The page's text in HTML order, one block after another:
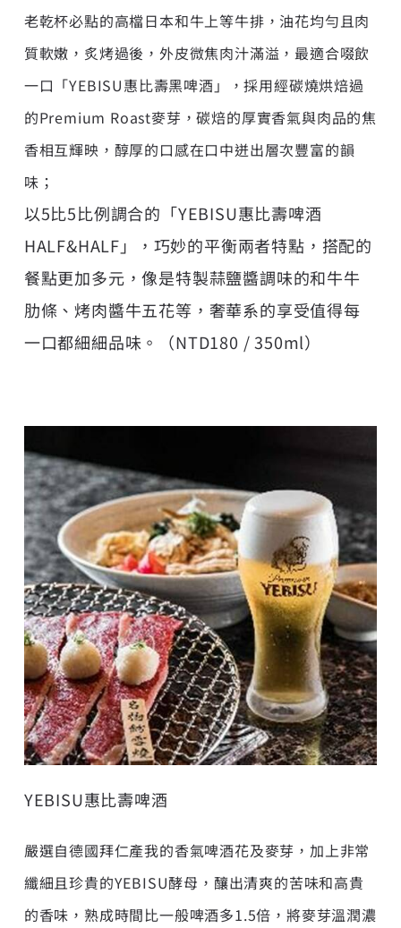
老乾杯必點的高檔日本和牛上等牛排，油花均勻且肉
質軟嫩，炙烤過後，外皮微焦肉汁滿溢，最適合啜飲
一口「YEBISU惠比壽黑啤酒」，採用經碳燒烘焙過
的Premium Roast麥芽，碳焙的厚實香氣與肉品的焦
香相互輝映，醇厚的口感在口中迸出層次豐富的韻
味；
以5比5比例調合的「YEBISU惠比壽啤酒
HALF&HALF」，巧妙的平衡兩者特點，搭配的
餐點更加多元，像是特製蒜鹽醬調味的和牛牛
肋條、烤肉醬牛五花等，奢華系的享受值得每
一口都細細品味。（NTD180 / 350ml）
YEBISU惠比壽啤酒
嚴選自德國拜仁產我的香氣啤酒花及麥芽，加上非常
纖細且珍貴的YEBISU酵母，釀出清爽的苦味和高貴
的香味，熟成時間比一般啤酒多1.5倍，將麥芽溫潤濃